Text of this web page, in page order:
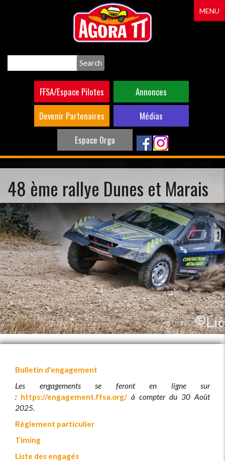
FFSA/Espace Pilotes
Annonces
Devenir Partenaires
Médias
Espace Orga
MENU
48 ème rallye Dunes et Marais
Bulletin d'engagement
Les engagements se feront en ligne sur
: https://engagement.ffsa.org/ à compter du 30 Août
2025.
Règlement particulier
Timing
Liste des engagés